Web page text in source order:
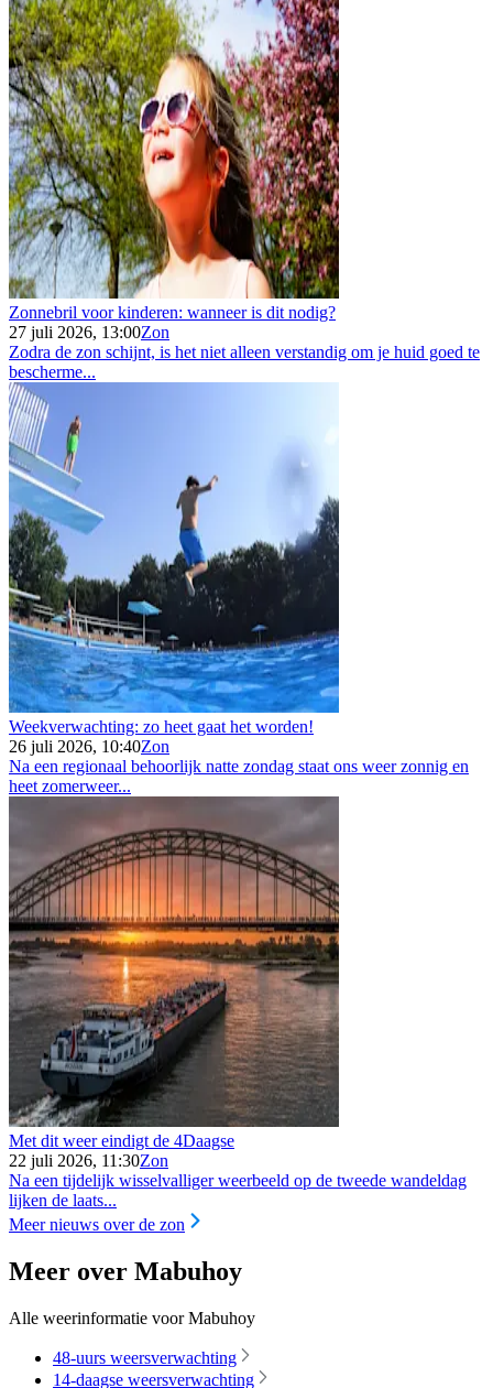
Zonnebril voor kinderen: wanneer is dit nodig?
27 juli 2026, 13:00Zon
Zodra de zon schijnt, is het niet alleen verstandig om je huid goed te
bescherme...
Weekverwachting: zo heet gaat het worden!
26 juli 2026, 10:40Zon
Na een regionaal behoorlijk natte zondag staat ons weer zonnig en
heet zomerweer...
Met dit weer eindigt de 4Daagse
22 juli 2026, 11:30Zon
Na een tijdelijk wisselvalliger weerbeeld op de tweede wandeldag
lijken de laats...
Meer nieuws over de zon
Meer over Mabuhoy
Alle weerinformatie voor Mabuhoy
48-uurs weersverwachting
14-daagse weersverwachting